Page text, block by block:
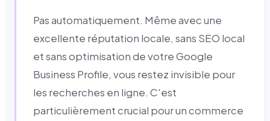
Pas automatiquement. Même avec une
excellente réputation locale, sans SEO local
et sans optimisation de votre Google
Business Profile, vous restez invisible pour
les recherches en ligne. C'est
particulièrement crucial pour un commerce